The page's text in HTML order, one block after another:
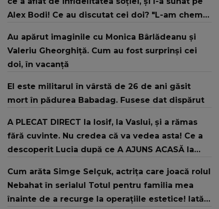
Alex Bodi! Ce au discutat cei doi? "L-am chemat
Au apărut imaginile cu Monica Bârlădeanu și
Valeriu Gheorghiță. Cum au fost surprinși cei
doi, în vacanță
El este militarul în vârstă de 26 de ani găsit
mort în pădurea Babadag. Fusese dat dispărut
A PLECAT DIRECT la Iosif, la Vaslui, și a rămas
fără cuvinte. Nu credea că va vedea asta! Ce a
descoperit Lucia după ce A AJUNS ACASĂ la
că..."
Cum arăta Simge Selçuk, actrița care joacă rolul
Nebahat în serialul Totul pentru familia mea
înainte de a recurge la operațiile estetice! Iată